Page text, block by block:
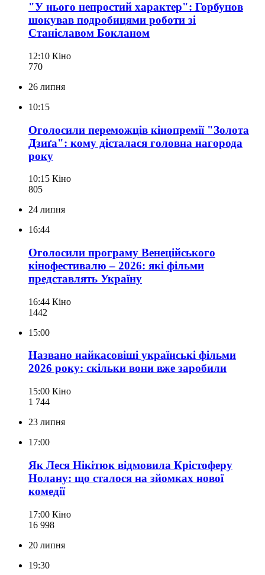
"У нього непростий характер": Горбунов
шокував подробицями роботи зі
Станіславом Бокланом
12:10 Кіно
770
26 липня
10:15
Оголосили переможців кінопремії "Золота
Дзиґа": кому дісталася головна нагорода
року
10:15 Кіно
805
24 липня
16:44
Оголосили програму Венеційського
кінофестивалю – 2026: які фільми
представлять Україну
16:44 Кіно
1442
15:00
Названо найкасовіші українські фільми
2026 року: скільки вони вже заробили
15:00 Кіно
1 744
23 липня
17:00
Як Леся Нікітюк відмовила Крістоферу
Нолану: що сталося на зйомках нової
комедії
17:00 Кіно
16 998
20 липня
19:30